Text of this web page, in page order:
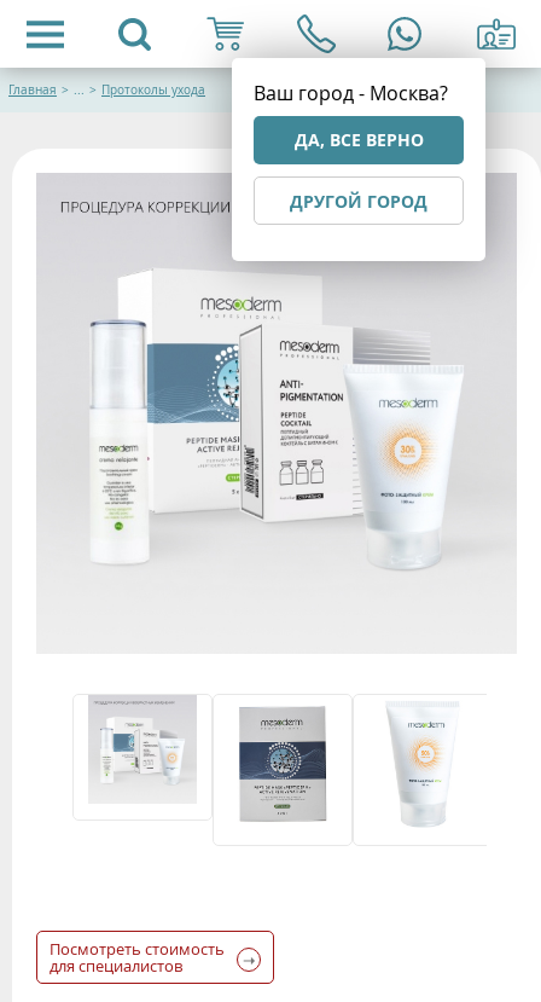
Ваш город - Москва?
ДА, ВСЕ ВЕРНО
ДРУГОЙ ГОРОД
Главная > ... > Протоколы ухода
Посмотреть стоимость
для специалистов